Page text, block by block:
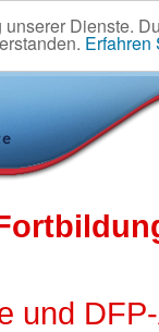
Dienste.
Erfahren
und